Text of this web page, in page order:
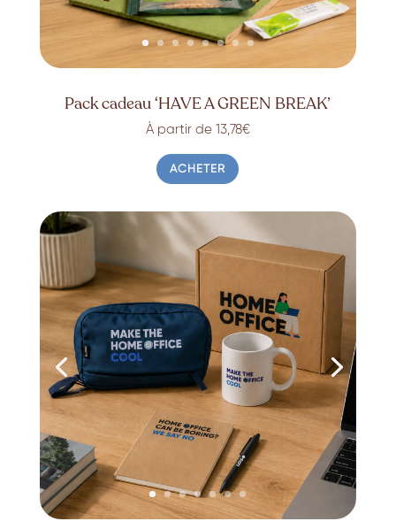
Pack cadeau ‘HAVE A GREEN BREAK’
À partir de 13,78€
ACHETER